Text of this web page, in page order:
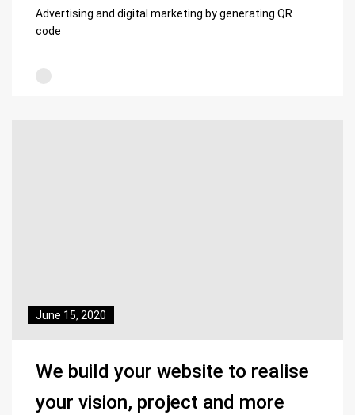
Advertising and digital marketing by generating QR
code
June 15, 2020
We build your website to realise
your vision, project and more